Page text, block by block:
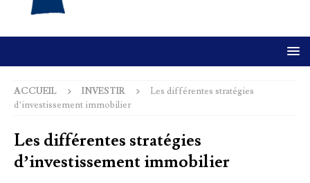
ACCUEIL INVESTIR
Les différentes stratégies
d’investissement immobilier
Les différentes stratégies
d’investissement immobilier